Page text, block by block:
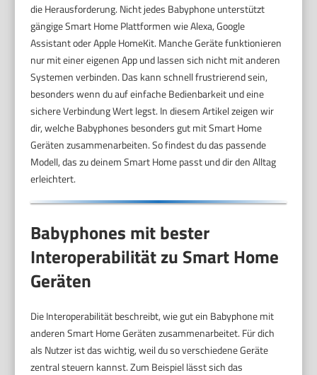
die Herausforderung. Nicht jedes Babyphone unterstützt
gängige Smart Home Plattformen wie Alexa, Google
Assistant oder Apple HomeKit. Manche Geräte funktionieren
nur mit einer eigenen App und lassen sich nicht mit anderen
Systemen verbinden. Das kann schnell frustrierend sein,
besonders wenn du auf einfache Bedienbarkeit und eine
sichere Verbindung Wert legst. In diesem Artikel zeigen wir
dir, welche Babyphones besonders gut mit Smart Home
Geräten zusammenarbeiten. So findest du das passende
Modell, das zu deinem Smart Home passt und dir den Alltag
erleichtert.
Babyphones mit bester
Interoperabilität zu Smart Home
Geräten
Die Interoperabilität beschreibt, wie gut ein Babyphone mit
anderen Smart Home Geräten zusammenarbeitet. Für dich
als Nutzer ist das wichtig, weil du so verschiedene Geräte
zentral steuern kannst. Zum Beispiel lässt sich das